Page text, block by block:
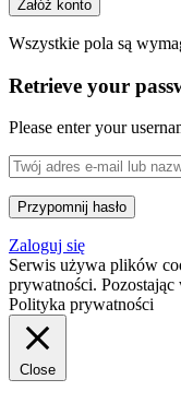
Wszystkie pola są
Retrieve your
Please enter your
Zaloguj się
Serwis używa plików
prywatności.
Polityka prywatności
Close